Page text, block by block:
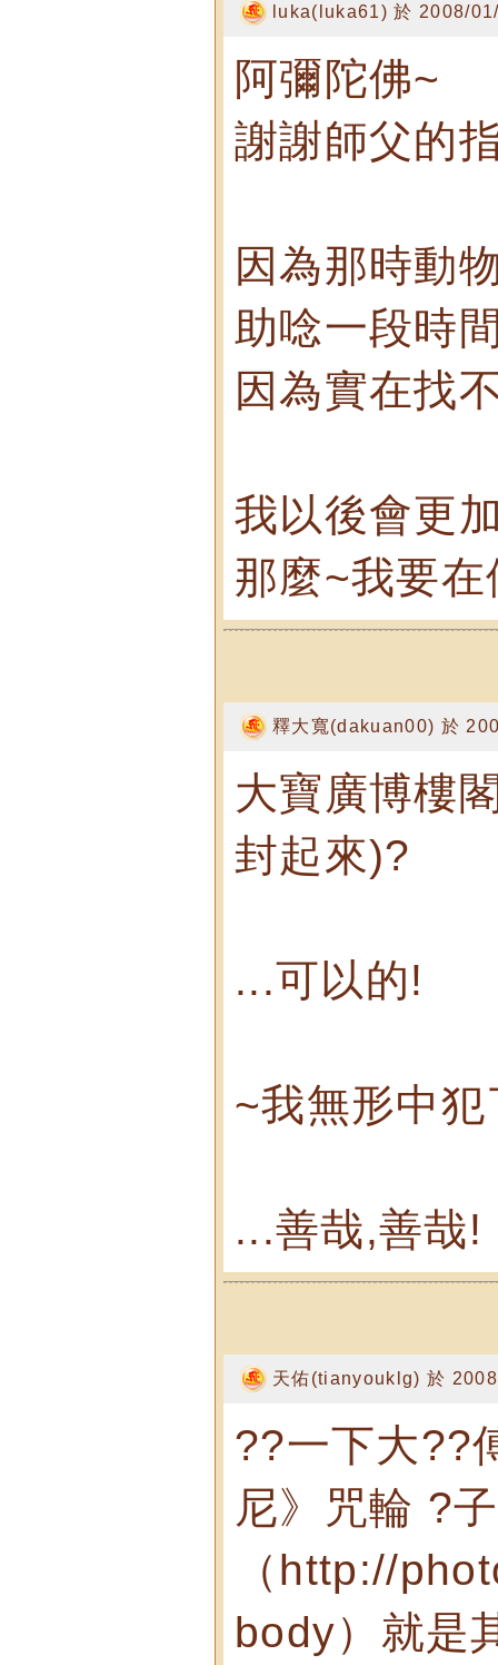
luka(luka61) 於 2008/
阿彌陀佛~
謝謝師父的
因為那時動
助唸一段時
因為實在找
我以後會更
那麼~我要
釋大寬(dakuan00) 於
大寶廣博樓
封起來)?
...可以的!
~我無形中
...善哉,善哉!
天佑(tianyouklg) 於
??一下大??
尼》咒輪 ?
（http://
body）就是